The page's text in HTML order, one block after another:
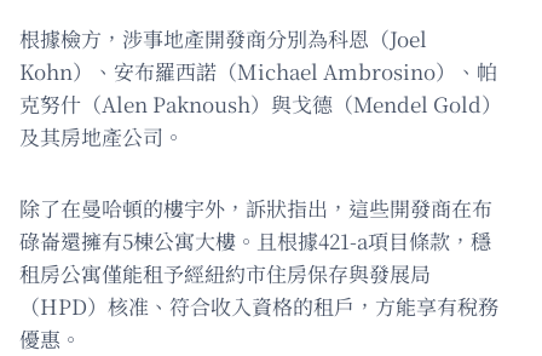
根據檢方，涉事地產開發商分別為科恩（Joel
Kohn）、安布羅西諾（Michael Ambrosino）、帕
克努什（Alen Paknoush）與戈德（Mendel Gold）
及其房地產公司。
除了在曼哈頓的樓宇外，訴狀指出，這些開發商在布
碌崙還擁有5棟公寓大樓。且根據421-a項目條款，穩
租房公寓僅能租予經紐約市住房保存與發展局
（HPD）核准、符合收入資格的租戶，方能享有稅務
優惠。